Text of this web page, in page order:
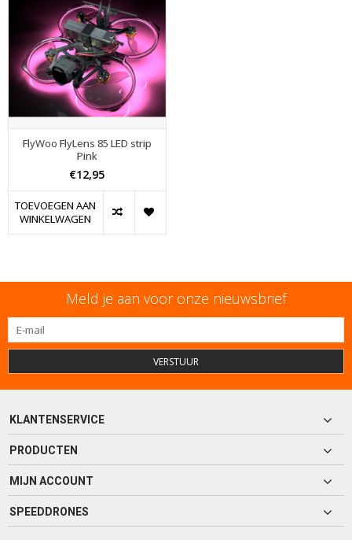
FlyWoo FlyLens 85 LED strip
Pink
€12,95
TOEVOEGEN AAN
WINKELWAGEN
Meld je aan voor onze nieuwsbrief
VERSTUUR
KLANTENSERVICE
PRODUCTEN
MIJN ACCOUNT
SPEEDDRONES